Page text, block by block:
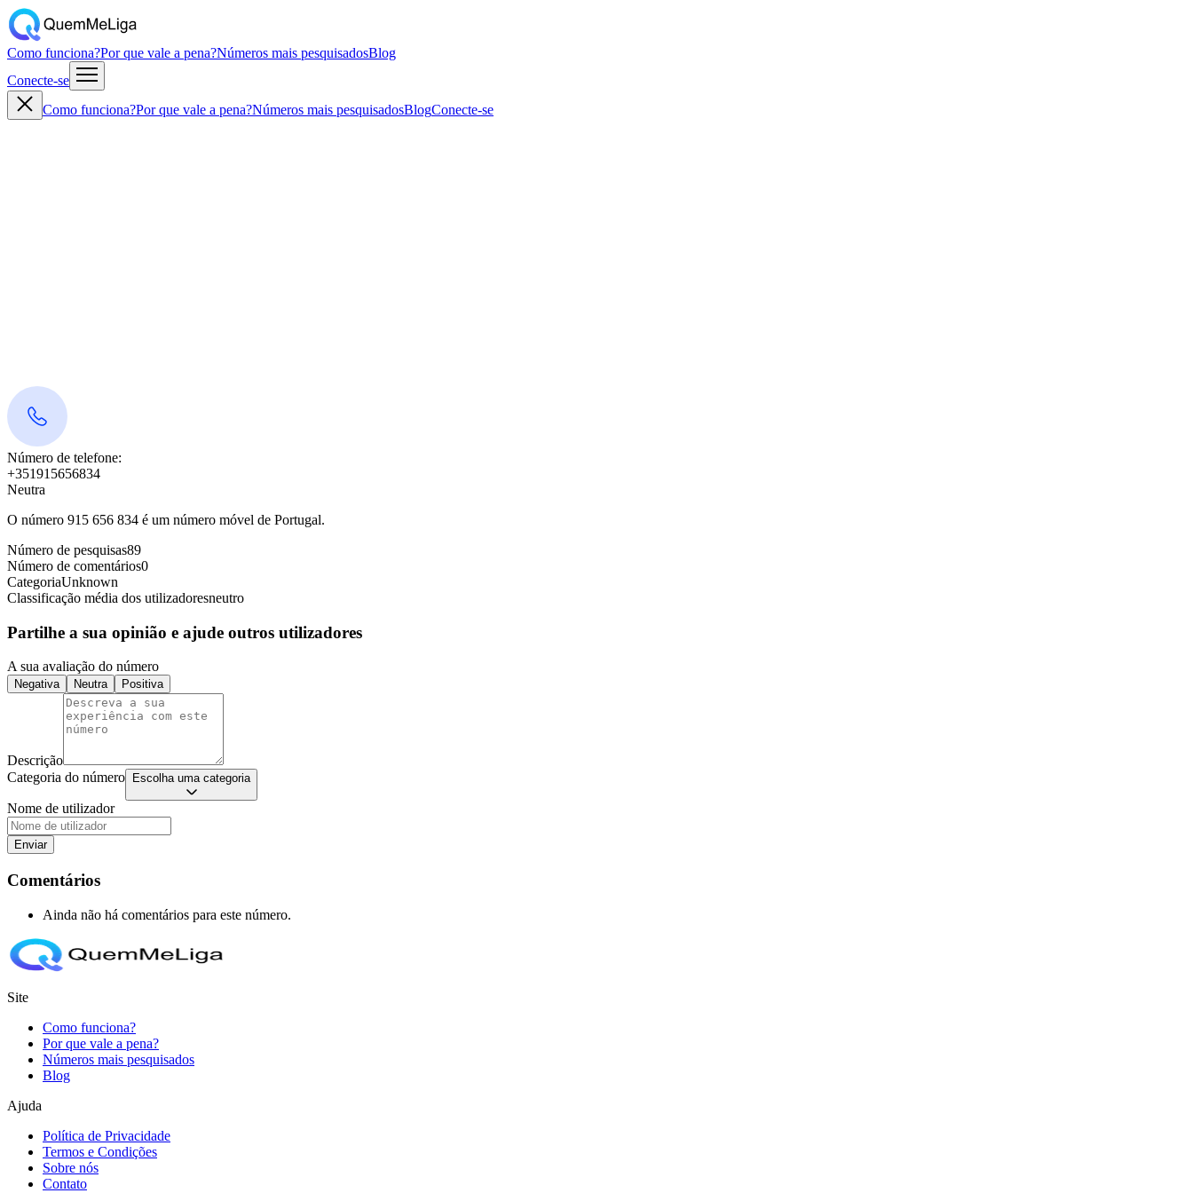
Como funciona?Por que vale a pena?Números mais pesquisadosBlog
Conecte-se
Como funciona?Por que vale a pena?Números mais pesquisadosBlogConecte-se
Número de telefone:
+351915656834
Neutra
O número 915 656 834 é um número móvel de Portugal.
Número de pesquisas89
Número de comentários0
CategoriaUnknown
Classificação média dos utilizadoresneutro
Partilhe a sua opinião e ajude outros utilizadores
A sua avaliação do número
Negativa Neutra Positiva
Descrição
Categoria do número
Escolha uma categoria
Nome de utilizador
Enviar
Comentários
Ainda não há comentários para este número.
Site
Como funciona?
Por que vale a pena?
Números mais pesquisados
Blog
Ajuda
Política de Privacidade
Termos e Condições
Sobre nós
Contato